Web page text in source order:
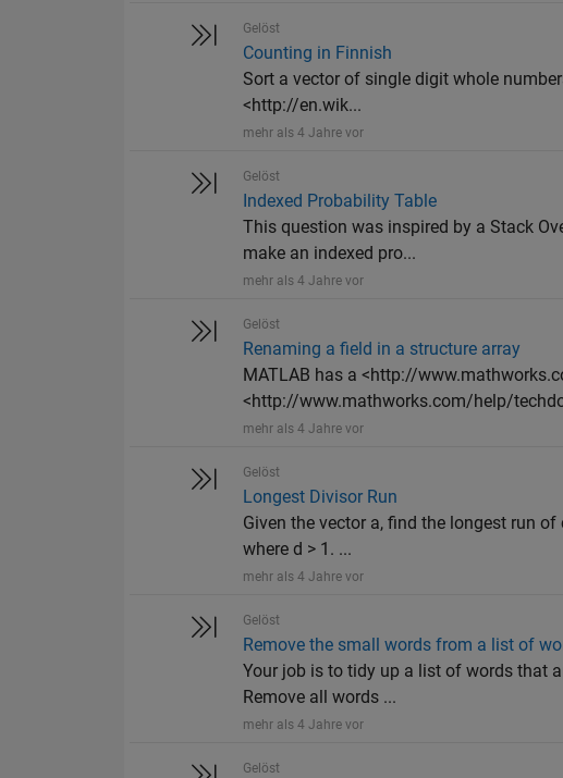
Gelöst
Counting in Finnish
Sort a vector of single digit whole
<http://en.wik...
mehr als 4 Jahre vor
Gelöst
Indexed Probability Table
This question was inspired by a Stack
make an indexed pro...
mehr als 4 Jahre vor
Gelöst
Renaming a field in a structure array
MATLAB has a <http://
<http://www.mathworks.com/help/
mehr als 4 Jahre vor
Gelöst
Longest Divisor Run
Given the vector a, find the longest run
where d > 1. ...
mehr als 4 Jahre vor
Gelöst
Remove the small words from a list of
Your job is to tidy up a list of words that
Remove all words ...
mehr als 4 Jahre vor
Gelöst